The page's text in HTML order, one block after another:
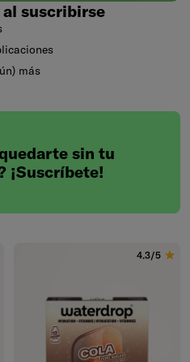
suscribirse
más
sin tu
¡Suscríbete!
4.3/5